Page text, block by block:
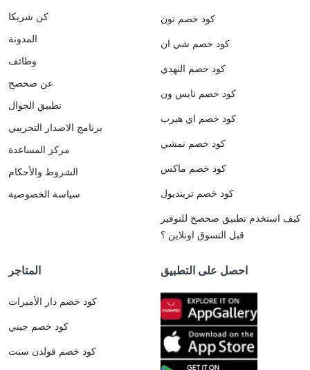
كن شريكا
المدونة
وظائف
عن صحصح
تطبيق الجوال
برنامج الاصدار التجريبي
مركز المساعدة
الشروط والأحكام
سياسة الخصوصية
كود خصم نون
كود خصم شي ان
كود خصم النهدي
كود خصم نايس ون
كود خصم اي هيرب
كود خصم نمشي
كود خصم ماكس
كود خصم ترينديول
كيف استخدم تطبيق صحصح للتوفير
قبل التسوق اونلاين ؟
المتاجر
كود خصم دار الأميرات
كود خصم جيني
كود خصم قولدن سنت
احصل على التطبيق